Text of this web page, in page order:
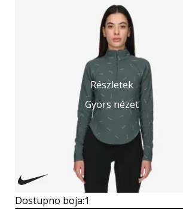
Részletek
Gyors nézet
Dostupno boja:1